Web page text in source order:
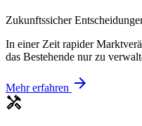
Zukunftssicher
In einer Zeit rapider
das Bestehende nur zu
Mehr erfahren arrow_forward
handyman